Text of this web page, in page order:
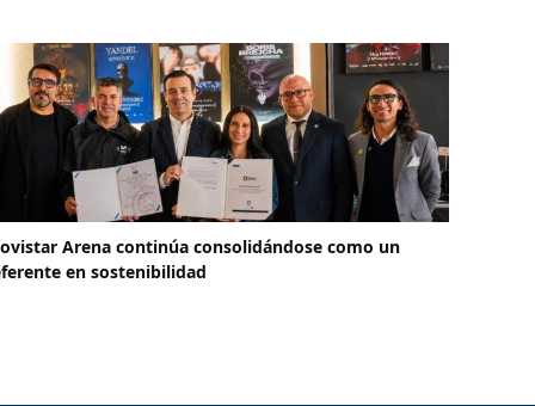
Arena continúa consolidándose como un
en sostenibilidad